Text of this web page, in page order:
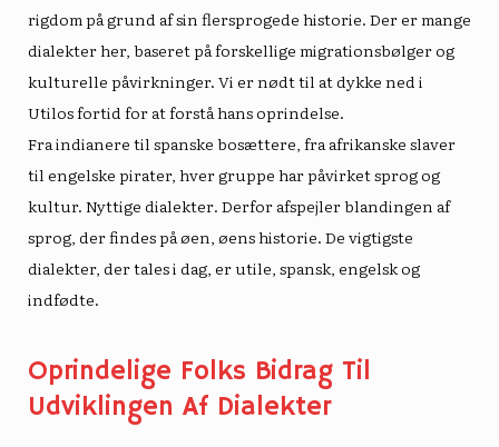
rigdom på grund af sin flersprogede historie. Der er mange
dialekter her, baseret på forskellige migrationsbølger og
kulturelle påvirkninger. Vi er nødt til at dykke ned i
Utilos fortid for at forstå hans oprindelse.
Fra indianere til spanske bosættere, fra afrikanske slaver
til engelske pirater, hver gruppe har påvirket sprog og
kultur. Nyttige dialekter. Derfor afspejler blandingen af ​​
sprog, der findes på øen, øens historie. De vigtigste
dialekter, der tales i dag, er utile, spansk, engelsk og
indfødte.
Oprindelige Folks Bidrag Til
Udviklingen Af ​​dialekter